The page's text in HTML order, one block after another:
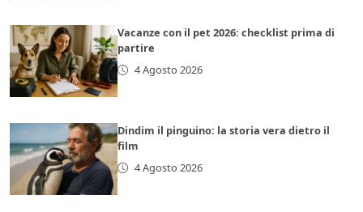
Vacanze con il pet 2026: checklist prima di
partire
4 Agosto 2026
Dindim il pinguino: la storia vera dietro il
film
4 Agosto 2026